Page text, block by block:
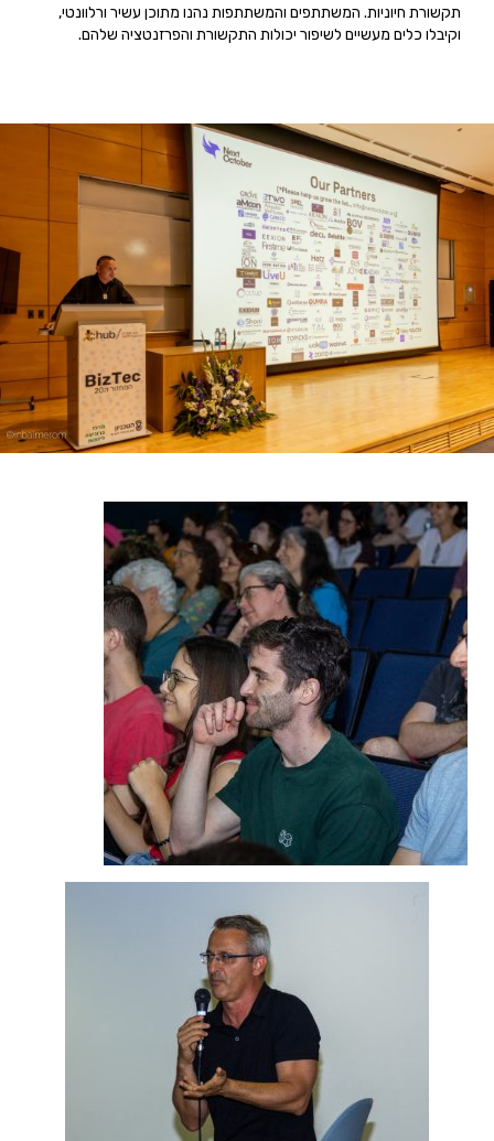
תקשורת חיוניות. המשתתפים והמשתתפות נהנו מתוכן עשיר ורלוונטי,
וקיבלו כלים מעשיים לשיפור יכולות התקשורת והפרזנטציה שלהם.